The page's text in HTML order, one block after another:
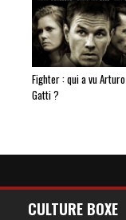
Fighter : qui a vu Arturo
Gatti ?
CULTURE BOXE